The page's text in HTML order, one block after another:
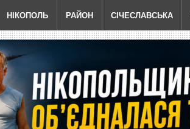
НІКОПОЛЬ РАЙОН СІЧЕСЛАВСЬКА